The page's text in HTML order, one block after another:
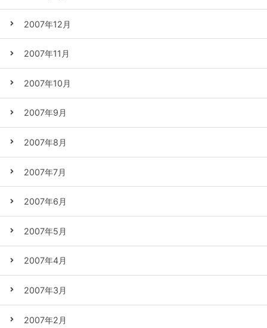
2007年12月
2007年11月
2007年10月
2007年9月
2007年8月
2007年7月
2007年6月
2007年5月
2007年4月
2007年3月
2007年2月